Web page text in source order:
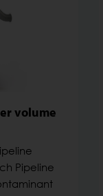
volume
Pipeline